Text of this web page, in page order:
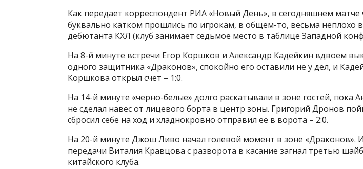
Как передает корреспондент РИА «Новый День», в сегодняшнем матче
буквально катком прошлись по игрокам, в общем-то, весьма неплохо
дебютанта КХЛ (клуб занимает седьмое место в таблице Западной
На 8-й минуте встречи Егор Коршков и Александр Кадейкин вдвоем
одного защитника «Драконов», спокойно его оставили не у дел, и
Коршкова открыл счет – 1:0.
На 14-й минуте «черно-белые» долго раскатывали в зоне гостей, пока
не сделал навес от лицевого борта в центр зоны. Григорий Дронов
сбросил себе на ход и хладнокровно отправил ее в ворота – 2:0.
На 20-й минуте Джош Ливо начал голевой момент в зоне «Драконов».
передачи Виталия Кравцова с разворота в касание загнал третью
китайского клуба.